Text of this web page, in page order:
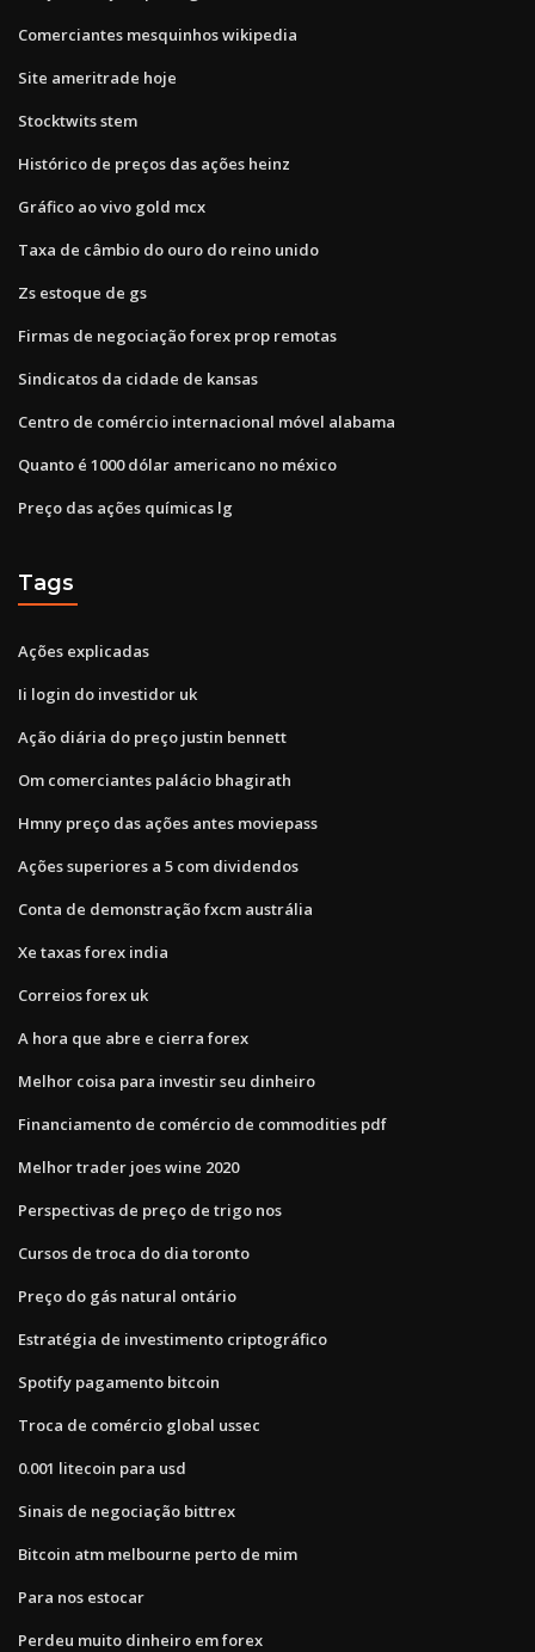
Comerciantes mesquinhos wikipedia
Site ameritrade hoje
Stocktwits stem
Histórico de preços das ações heinz
Gráfico ao vivo gold mcx
Taxa de câmbio do ouro do reino unido
Zs estoque de gs
Firmas de negociação forex prop remotas
Sindicatos da cidade de kansas
Centro de comércio internacional móvel alabama
Quanto é 1000 dólar americano no méxico
Preço das ações químicas lg
Tags
Ações explicadas
Ii login do investidor uk
Ação diária do preço justin bennett
Om comerciantes palácio bhagirath
Hmny preço das ações antes moviepass
Ações superiores a 5 com dividendos
Conta de demonstração fxcm austrália
Xe taxas forex india
Correios forex uk
A hora que abre e cierra forex
Melhor coisa para investir seu dinheiro
Financiamento de comércio de commodities pdf
Melhor trader joes wine 2020
Perspectivas de preço de trigo nos
Cursos de troca do dia toronto
Preço do gás natural ontário
Estratégia de investimento criptográfico
Spotify pagamento bitcoin
Troca de comércio global ussec
0.001 litecoin para usd
Sinais de negociação bittrex
Bitcoin atm melbourne perto de mim
Para nos estocar
Perdeu muito dinheiro em forex